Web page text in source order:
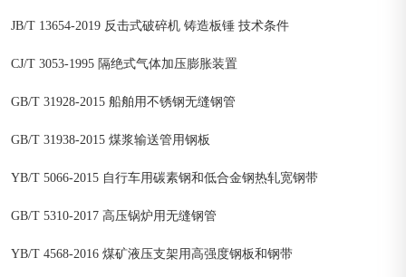
JB/T 13654-2019 反击式破碎机 铸造板锤 技术条件
CJ/T 3053-1995 隔绝式气体加压膨胀装置
GB/T 31928-2015 船舶用不锈钢无缝钢管
GB/T 31938-2015 煤浆输送管用钢板
YB/T 5066-2015 自行车用碳素钢和低合金钢热轧宽钢带
GB/T 5310-2017 高压锅炉用无缝钢管
YB/T 4568-2016 煤矿液压支架用高强度钢板和钢带